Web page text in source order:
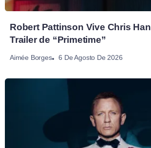
Robert Pattinson Vive Chris
Trailer de “Primetime”
Aimée Borges 6 De Agosto De 2026